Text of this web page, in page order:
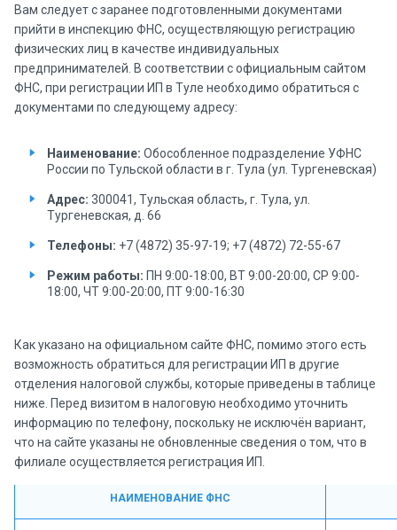
Вам следует с заранее подготовленными документами
прийти в инспекцию ФНС, осуществляющую регистрацию
физических лиц в качестве индивидуальных
предпринимателей. В соответствии с официальным сайтом
ФНС, при регистрации ИП в Туле необходимо обратиться с
документами по следующему адресу:
Наименование:Обособленное подразделение УФНС
России по Тульской области в г. Тула (ул. Тургеневская)
Адрес:300041, Тульская область, г. Тула, ул.
Тургеневская, д. 66
Телефоны: +7 (4872) 35-97-19; +7 (4872) 72-55-67
Режим работы: ПН 9:00-18:00, ВТ 9:00-20:00, СР 9:00-
18:00, ЧТ 9:00-20:00, ПТ 9:00-16:30
Как указано на официальном сайте ФНС, помимо этого есть
возможность обратиться для регистрации ИП в другие
отделения налоговой службы, которые приведены в таблице
ниже. Перед визитом в налоговую необходимо уточнить
информацию по телефону, поскольку не исключён вариант,
что на сайте указаны не обновленные сведения о том, что в
филиале осуществляется регистрация ИП.
НАИМЕНОВАНИЕ ФНС